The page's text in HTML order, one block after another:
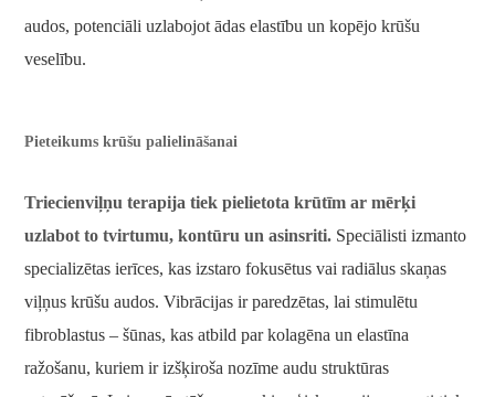
audos, potenciāli uzlabojot ādas elastību un kopējo krūšu
veselību.
Pieteikums krūšu palielināšanai
Triecienviļņu terapija tiek pielietota krūtīm ar mērķi
uzlabot to tvirtumu, kontūru un asinsriti. Speciālisti izmanto
specializētas ierīces, kas izstaro fokusētus vai radiālus skaņas
viļņus krūšu audos. Vibrācijas ir paredzētas, lai stimulētu
fibroblastus – šūnas, kas atbild par kolagēna un elastīna
ražošanu, kuriem ir izšķiroša nozīme audu struktūras